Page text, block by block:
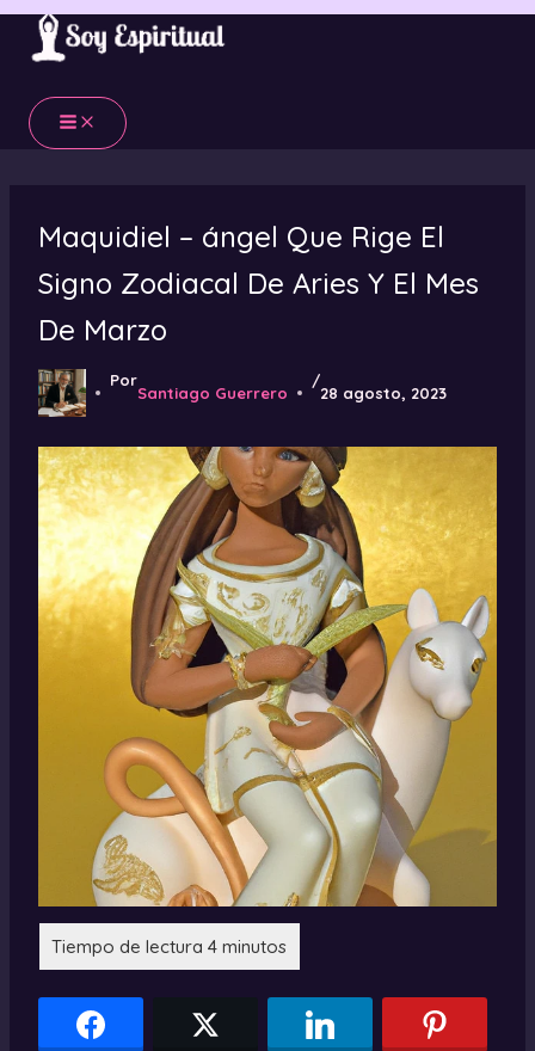
Ir
contenido
Maquidiel – ángel Que Rige El
Signo Zodiacal De Aries Y El Mes
De Marzo
Por
Santiago Guerrero
/
28 agosto, 2023